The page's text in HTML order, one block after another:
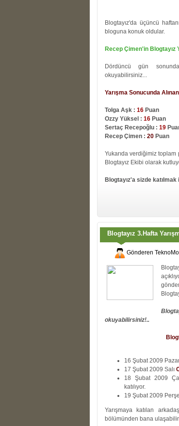
Blogtayız'da üçüncü
bloguna konuk oldular.
Recep Çimen'in Blogtayız
Dördüncü gün sonunda
okuyabilirsiniz...
Yarışma Sonucunda
Tolga Aşk : 16Puan
Ozzy Yüksel : 16Puan
Sertaç Recepoğlu : 19
Recep Çimen : 20Puan
Yukarıda verdiğimiz
Blogtayız Ekibi olarak
Blogtayız'a sizde katılmak
Blogtayız 3.Hafta
Gönderen
okuyabilirsiniz!..
16 Şubat 2009
17 Şubat 2009 Salı
18 Şubat 2009
katılıyor.
19 Şubat 2009
Yarışmaya katılan
bölümünden bana